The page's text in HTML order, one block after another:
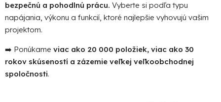
bezpečnú a pohodlnú prácu. Vyberte si podľa typu
napájania, výkonu a funkcií, ktoré najlepšie vyhovujú vašim
projektom.
➡️ Ponúkame viac ako 20 000 položiek, viac ako 30
rokov skúseností a zázemie veľkej veľkoobchodnej
spoločnosti.